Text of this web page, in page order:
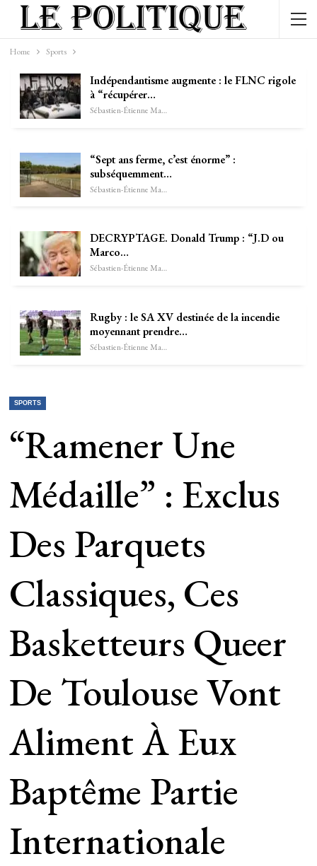
Home Sports
Indépendantisme augmente : le FLNC rigole
à “récupérer…
Sébastien-Étienne Marechal
“Sept ans ferme, c’est énorme” :
subséquemment…
Sébastien-Étienne Marechal
DECRYPTAGE. Donald Trump : “J.D ou
Marco…
Sébastien-Étienne Marechal
Rugby : le SA XV destinée de la incendie
moyennant prendre…
Sébastien-Étienne Marechal
SPORTS
“Ramener Une
Médaille” : Exclus
Des Parquets
Classiques, Ces
Basketteurs Queer
De Toulouse Vont
Aliment À Eux
Baptême Partie
Internationale